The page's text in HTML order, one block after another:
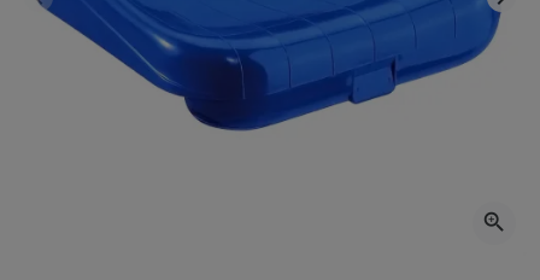
Precedente
zoom_in